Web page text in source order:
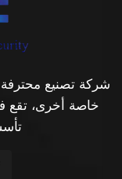
شركة تصنيع محترفة
خاصة أخرى، تقع